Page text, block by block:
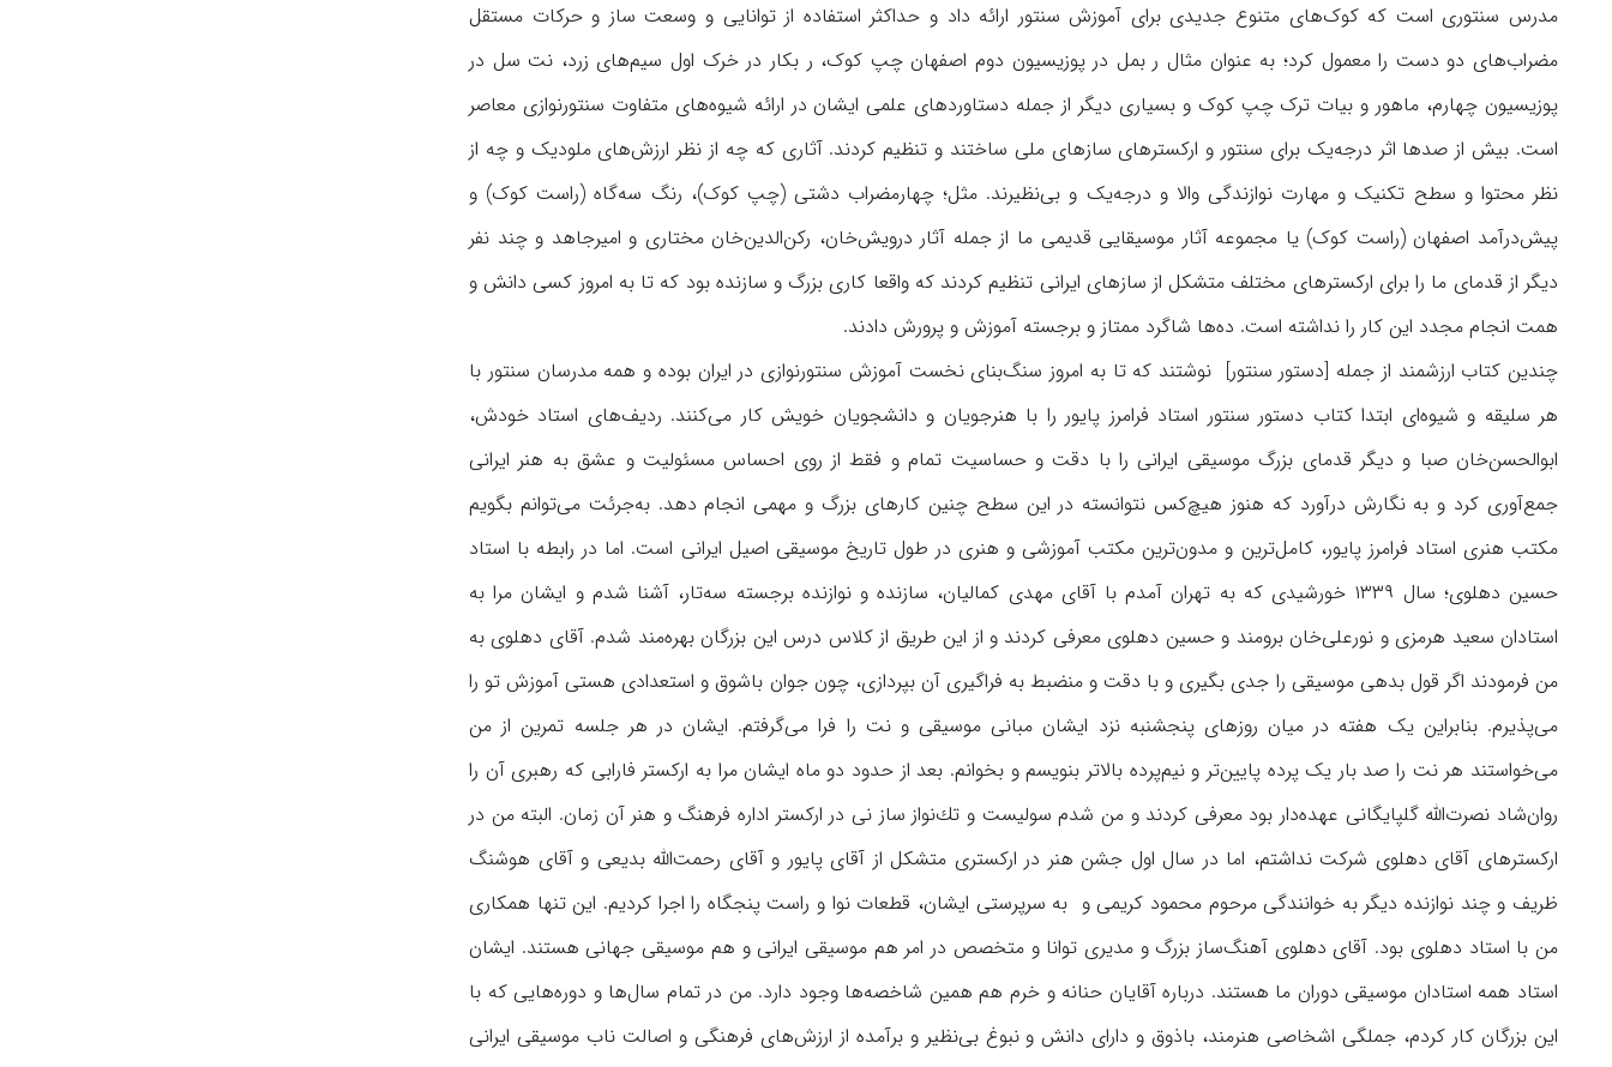
مدرس سنتوری است که کوک‌های متنوع جدیدی برای آموزش سنتور ارائه داد و حداکثر استفاده از توانایی و وسعت ساز و حرکات مستقل
مضراب‌های دو دست را معمول كرد؛ به عنوان مثال ر بمل در پوزیسیون دوم اصفهان چپ کوک، ر بکار در خرک اول سیم‌های زرد، نت سل در
پوزیسیون چهارم، ماهور و بیات ترک چپ کوک و بسیاری دیگر از جمله دستاوردهای علمی ایشان در ارائه شیوه‌های متفاوت سنتورنوازی معاصر
است. بیش از صدها اثر درجه‌یک برای سنتور و ارکسترهای سازهای ملی ساختند و تنظیم کردند. آثاری که چه از نظر ارزش‌های ملودیک و چه از
نظر محتوا و سطح تکنیک و مهارت نوازندگی والا و درجه‌یک و بی‌نظیرند. مثل؛ چهارمضراب دشتی (چپ کوک)، رنگ سه‌گاه (راست کوک) و
پیش‌درآمد اصفهان (راست کوک) یا مجموعه آثار موسیقایی قدیمی ما از جمله آثار درویش‌خان، رکن‌الدین‌خان مختاری و امیرجاهد و چند نفر
دیگر از قدمای ما را برای ارکسترهای مختلف متشکل از سازهای ایرانی تنظیم كردند که واقعا کاری بزرگ و سازنده بود که تا به امروز کسی دانش و
همت انجام مجدد این کار را نداشته است. ده‌ها شاگرد ممتاز و برجسته آموزش و پرورش دادند.
چندین کتاب ارزشمند از جمله [دستور سنتور] نوشتند که تا به امروز سنگ‌بنای نخست آموزش سنتورنوازی در ایران بوده و همه مدرسان سنتور با
هر سلیقه و شیوه‌ای ابتدا کتاب دستور سنتور استاد فرامرز پایور را با هنرجویان و دانشجویان خویش کار می‌کنند. ردیف‌های استاد خودش،
ابوالحسن‌خان صبا و دیگر قدمای بزرگ موسیقی ایرانی را با دقت و حساسیت تمام و فقط از روی احساس مسئولیت و عشق به هنر ایرانی
جمع‌آوری کرد و به نگارش درآورد که هنوز هیچ‌کس نتوانسته در این سطح چنین کارهای بزرگ و مهمی انجام دهد. به‌جرئت می‌توانم بگویم
مکتب هنری استاد فرامرز پایور، کامل‌ترین و مدون‌ترین مکتب آموزشی و هنری در طول تاریخ موسیقی اصیل ایرانی است. اما در رابطه با استاد
حسین دهلوی؛ سال ١٣٣٩ خورشیدی که به تهران آمدم با آقای مهدی کمالیان، سازنده و نوازنده برجسته سه‌تار، آشنا شدم و ایشان مرا به
استادان سعید هرمزی و نورعلی‌خان برومند و حسین دهلوی معرفی کردند و از این طریق از کلاس درس این بزرگان بهره‌مند شدم. آقای دهلوی به
من فرمودند اگر قول بدهی موسیقی را جدی بگیری و با دقت و منضبط به فراگیری آن بپردازی، چون جوان باشوق و استعدادی هستی آموزش تو را
می‌پذیرم. بنابراین یک هفته در میان روزهای پنجشنبه نزد ایشان مبانی موسیقی و نت را فرا می‌گرفتم. ایشان در هر جلسه تمرین از من
می‌خواستند هر نت را صد بار یک پرده پایین‌تر و نیم‌پرده بالاتر بنویسم و بخوانم. بعد از حدود دو ماه ایشان مرا به ارکستر فارابی که رهبری آن را
روان‌شاد نصرت‌الله گلپایگانی عهده‌دار بود معرفی کردند و من شدم سولیست و تك‌نواز ساز نی در ارکستر اداره فرهنگ و هنر آن زمان. البته من در
ارکسترهای آقای دهلوی شرکت نداشتم، اما در سال اول جشن هنر در ارکستری متشکل از آقای پایور و آقای رحمت‌الله بدیعی و آقای هوشنگ
ظریف و چند نوازنده دیگر به خوانندگی مرحوم محمود کریمی و به سرپرستی ایشان، قطعات نوا و راست پنجگاه را اجرا کردیم. این تنها همکاری
من با استاد دهلوی بود. آقای دهلوی آهنگ‌ساز بزرگ و مدیری توانا و متخصص در امر هم موسیقی ایرانی و هم موسیقی جهانی هستند. ایشان
استاد همه استادان موسیقی دوران ما هستند. درباره آقایان حنانه و خرم هم همین شاخصه‌ها وجود دارد. من در تمام سال‌ها و دوره‌‌هایی که با
این بزرگان کار کردم، جملگی اشخاصی هنرمند، باذوق و دارای دانش و نبوغ بی‌‌نظیر و برآمده از ارزش‌های فرهنگی و اصالت ناب موسیقی ایرانی